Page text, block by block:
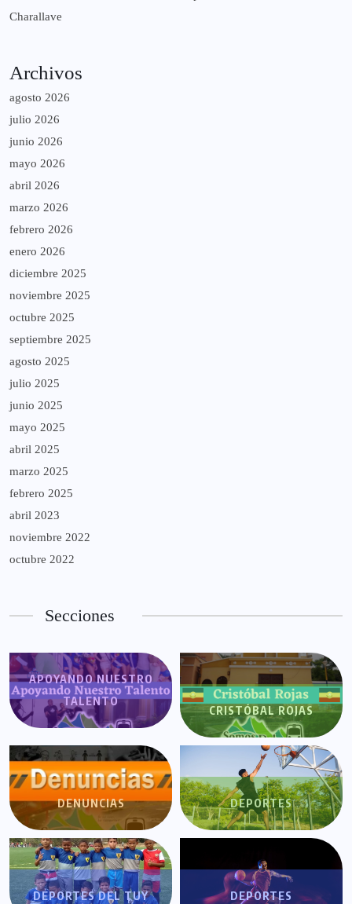
Charallave
Archivos
agosto 2026
julio 2026
junio 2026
mayo 2026
abril 2026
marzo 2026
febrero 2026
enero 2026
diciembre 2025
noviembre 2025
octubre 2025
septiembre 2025
agosto 2025
julio 2025
junio 2025
mayo 2025
abril 2025
marzo 2025
febrero 2025
abril 2023
noviembre 2022
octubre 2022
Secciones
APOYANDO NUESTRO
TALENTO
CRISTÓBAL ROJAS
DENUNCIAS DEPORTES
DEPORTES DEL TUY
DEPORTES